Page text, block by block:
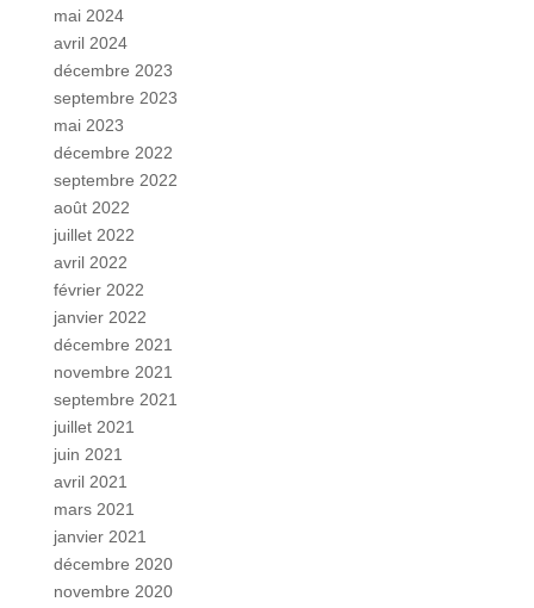
mai 2024
avril 2024
décembre 2023
septembre 2023
mai 2023
décembre 2022
septembre 2022
août 2022
juillet 2022
avril 2022
février 2022
janvier 2022
décembre 2021
novembre 2021
septembre 2021
juillet 2021
juin 2021
avril 2021
mars 2021
janvier 2021
décembre 2020
novembre 2020